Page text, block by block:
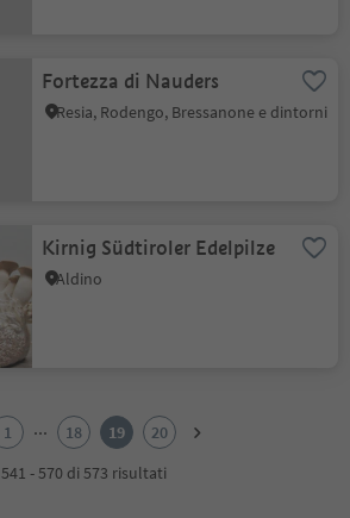
Fortezza di Nauders
Resia, Rodengo, Bressanone e dintorni
Kirnig Südtiroler Edelpilze
Aldino
1 ... 18 19
20
541 - 570 di 573 risultati